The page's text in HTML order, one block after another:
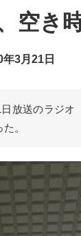
空き
3月21日
放送のラジオ
。